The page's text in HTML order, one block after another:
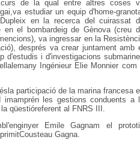
de la qual entre altres coses
estudiar un equip d'home-
en la recerca del cuirassat
el bombardeig de Gènova (creu
va ingressar en la
després va crear juntament amb
d'estudis i d'investigacions
Ingénieur Elie Monnier com
participació de la marina francesa
imamprén les gestions conduents a
qüestióreferent al FNRS III.
Emile Gagnam el
Gagna.